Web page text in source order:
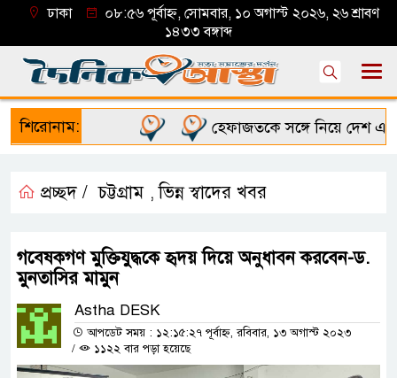
ঢাকা
০৮:৫৬ পূর্বাহ্ন, সোমবার, ১০ অগাস্ট ২০২৬, ২৬ শ্রাবণ
১৪৩৩ বঙ্গাব্দ
শিরোনাম: হেফাজতকে সঙ্গে নিয়ে দেশ এগিয়ে
প্রচ্ছদ / চট্টগ্রাম ,ভিন্ন স্বাদের খবর
গবেষকগণ মুক্তিযুদ্ধকে হৃদয় দিয়ে অনুধাবন করবেন-ড.
মুনতাসির মামুন
Astha DESK
আপডেট সময় : ১২:১৫:২৭ পূর্বাহ্ন, রবিবার, ১৩ অগাস্ট ২০২৩
/
১১২২ বার পড়া হয়েছে